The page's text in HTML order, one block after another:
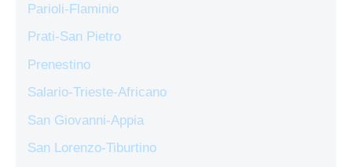
Parioli-Flaminio
Prati-San Pietro
Prenestino
Salario-Trieste-Africano
San Giovanni-Appia
San Lorenzo-Tiburtino